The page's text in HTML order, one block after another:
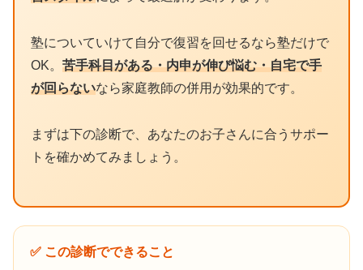
塾についていけて自分で復習を回せるなら塾だけで
OK。 苦手科目がある・内申が伸び悩む・自宅で手
が回らないなら家庭教師の併用が効果的です。
まずは下の診断で、あなたのお子さんに合うサポー
トを確かめてみましょう。
✅ この診断でできること